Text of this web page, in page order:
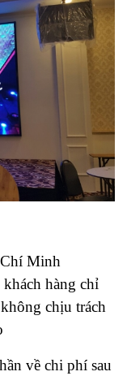
Minh
hàng chỉ
chịu trách
về chi phí sau